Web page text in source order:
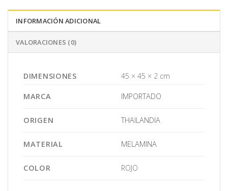
INFORMACIÓN ADICIONAL
VALORACIONES (0)
DIMENSIONES 45 × 45 × 2 cm
MARCA IMPORTADO
ORIGEN THAILANDIA
MATERIAL MELAMINA
COLOR ROJO